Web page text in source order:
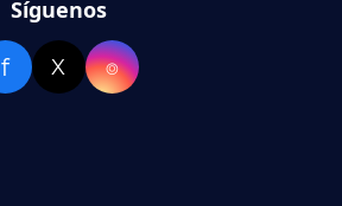
Síguenos
f X ⌾